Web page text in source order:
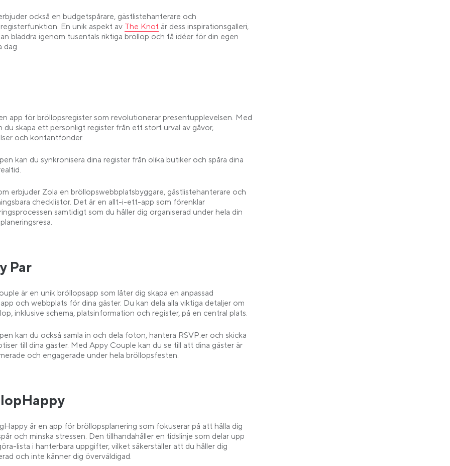
också en budgetspårare, gästlistehanterare och
En unik aspekt av Link opens in a new tab
The Knot är dess inspirationsgalleri,
bläddra igenom tusentals riktiga bröllop och få idéer för din egen
dag.
app för bröllopsregister som revolutionerar presentupplevelsen. Med
du skapa ett personligt register från ett stort urval av gåvor,
och kontantfonder.
kan du synkronisera dina register från olika butiker och spåra dina
erbjuder Zola en bröllopswebbplatsbyggare, gästlistehanterare och
checklistor. Det är en allt-i-ett-app som förenklar
samtidigt som du håller dig organiserad under hela din
Par
är en unik bröllopsapp som låter dig skapa en anpassad
och webbplats för dina gäster. Du kan dela alla viktiga detaljer om
inklusive schema, platsinformation och register, på en central plats.
kan du också samla in och dela foton, hantera RSVP:er och skicka
till dina gäster. Med Appy Couple kan du se till att dina gäster är
och engagerade under hela bröllopsfesten.
är en app för bröllopsplanering som fokuserar på att hålla dig
och minska stressen. Den tillhandahåller en tidslinje som delar upp
lista i hanterbara uppgifter, vilket säkerställer att du håller dig
och inte känner dig överväldigad.